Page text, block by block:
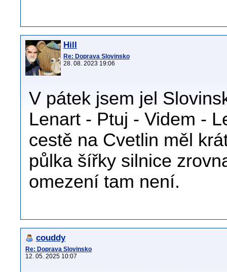
Hill
Re: Doprava Slovinsko
28. 08. 2023 19:06
V pátek jsem jel
Lenart - Ptuj - Videm -
cestě na Cvetlin měl
půlka šířky silnice
omezení tam není.
couddy
Re: Doprava Slovinsko
12. 05. 2025 10:07